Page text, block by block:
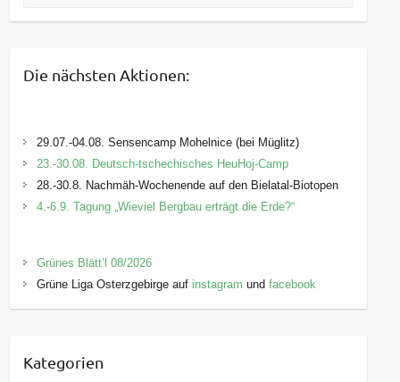
Die nächsten Aktionen:
29.07.-04.08. Sensencamp Mohelnice (bei Müglitz)
23.-30.08. Deutsch-tschechisches HeuHoj-Camp
28.-30.8. Nachmäh-Wochenende auf den Bielatal-Biotopen
4.-6.9. Tagung „Wieviel Bergbau erträgt die Erde?“
Grünes Blätt’l 08/2026
Grüne Liga Osterzgebirge auf instagram undfacebook
Kategorien